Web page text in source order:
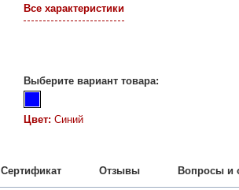
Все характеристики
Выберите вариант товара:
Цвет: Синий
Сертификат Отзывы Вопросы и